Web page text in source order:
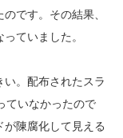
です。その結果、
ていました。
い。配布されたスラ
ていなかったので
陳腐化して見える